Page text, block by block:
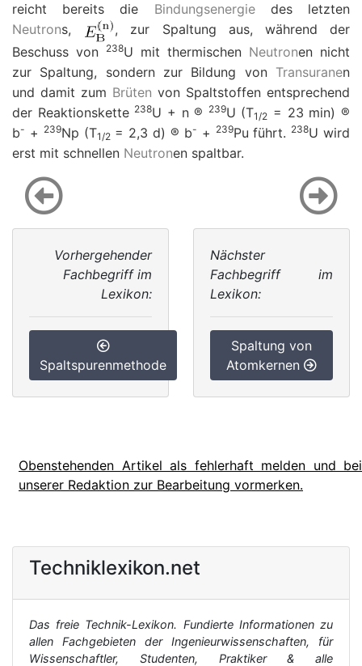
reicht bereits die Bindungsenergiedes letzten
Neutrons,
, zur Spaltung aus, während der
Beschuss von
238U mit thermischen Neutronen nicht
zur Spaltung, sondern zur Bildung von Transuranen
und damit zum Brüten von Spaltstoffen entsprechend
der Reaktionskette 238U + n® 239U (T1/2 = 23 min)®
b- + 239Np (T1/2= 2,3 d) ® b- + 239Pu führt. 238U wird
erst mit schnellen Neutronen spaltbar.
Vorhergehender
Fachbegriff im
Lexikon:
Spaltspurenmethode
Nächster
Fachbegriff im
Lexikon:
Spaltung von
Atomkernen
Obenstehenden Artikel als fehlerhaft melden und bei
unserer Redaktion zur Bearbeitung vormerken.
Techniklexikon.net
Das freie Technik-Lexikon. Fundierte Informationen zu
allen Fachgebieten der Ingenieurwissenschaften, für
Wissenschaftler, Studenten, Praktiker & alle